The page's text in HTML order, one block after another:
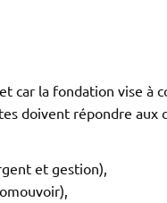
car la fondation vise à
doivent répondre aux
et gestion),